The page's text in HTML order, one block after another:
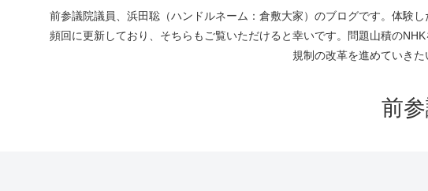
前参議院議員、浜田聡（ハンドルネーム：倉敷大家）のブログです。体験
頻回に更新しており、そちらもご覧いただけると幸いです。問題山積の
規制の改革を進めていき
前